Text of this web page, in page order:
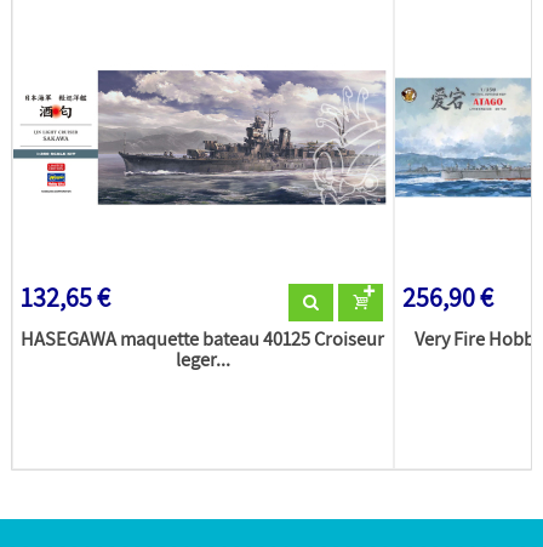
132,65 €
HASEGAWA maquette bateau 40125 Croiseur
leger...
256,90 €
Very Fire